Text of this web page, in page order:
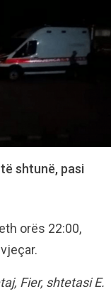
shtunë, pasi
orës 22:00,
Fier, shtetasi E.